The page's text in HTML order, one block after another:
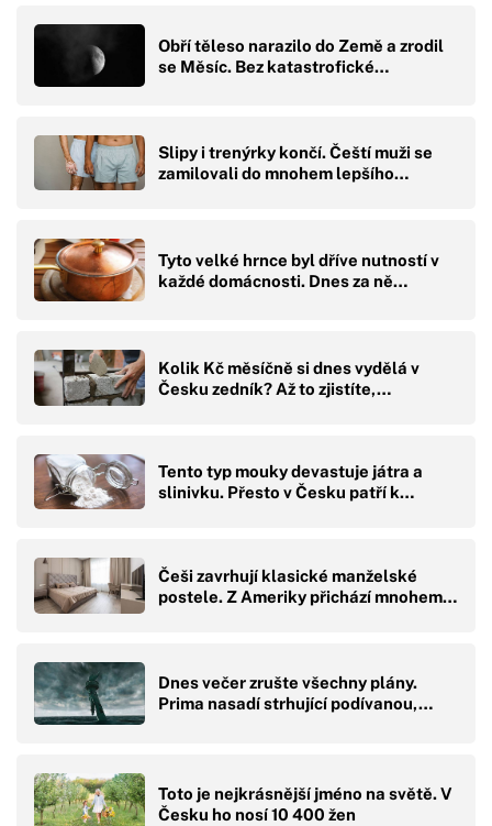
Obří těleso narazilo do Země a zrodil
se Měsíc. Bez katastrofické…
Slipy i trenýrky končí. Čeští muži se
zamilovali do mnohem lepšího…
Tyto velké hrnce byl dříve nutností v
každé domácnosti. Dnes za ně…
Kolik Kč měsíčně si dnes vydělá v
Česku zedník? Až to zjistíte,…
Tento typ mouky devastuje játra a
slinivku. Přesto v Česku patří k…
Češi zavrhují klasické manželské
postele. Z Ameriky přichází mnohem…
Dnes večer zrušte všechny plány.
Prima nasadí strhující podívanou,…
Toto je nejkrásnější jméno na světě. V
Česku ho nosí 10 400 žen